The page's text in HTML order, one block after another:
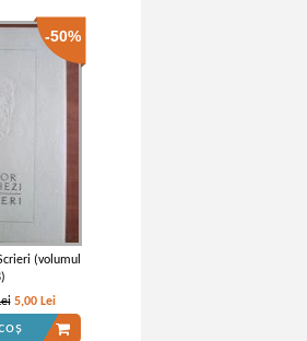
-50%
(volumul
5,00 Lei